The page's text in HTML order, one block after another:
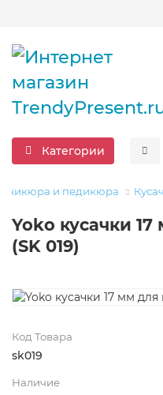
Категории
и педикюра
Yoko кусачки
(SK 019)
Код Товара
sk019
Наличие